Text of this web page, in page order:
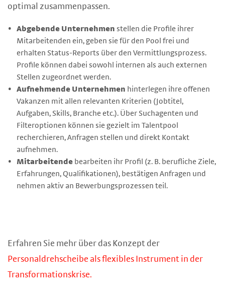
optimal zusammenpassen.
Abgebende Unternehmen stellen die Profile ihrer
Mitarbeitenden ein, geben sie für den Pool frei und
erhalten Status-Reports über den Vermittlungsprozess.
Profile können dabei sowohl internen als auch externen
Stellen zugeordnet werden.
Aufnehmende Unternehmen hinterlegen ihre offenen
Vakanzen mit allen relevanten Kriterien (Jobtitel,
Aufgaben, Skills, Branche etc.). Über Suchagenten und
Filteroptionen können sie gezielt im Talentpool
recherchieren, Anfragen stellen und direkt Kontakt
aufnehmen.
Mitarbeitende bearbeiten ihr Profil (z. B. berufliche Ziele,
Erfahrungen, Qualifikationen), bestätigen Anfragen und
nehmen aktiv an Bewerbungsprozessen teil.
Erfahren Sie mehr über das Konzept der
Personaldrehscheibe als flexibles Instrument in der
Transformationskrise.